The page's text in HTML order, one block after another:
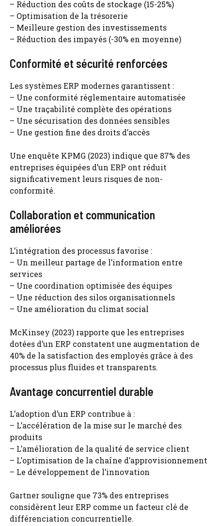
– Réduction des coûts de stockage (15-25%)
– Optimisation de la trésorerie
– Meilleure gestion des investissements
– Réduction des impayés (-30% en moyenne)
Conformité et sécurité renforcées
Les systèmes ERP modernes garantissent :
– Une conformité réglementaire automatisée
– Une traçabilité complète des opérations
– Une sécurisation des données sensibles
– Une gestion fine des droits d’accès
Une enquête KPMG (2023) indique que 87% des
entreprises équipées d’un ERP ont réduit
significativement leurs risques de non-
conformité.
Collaboration et communication
améliorées
L’intégration des processus favorise :
– Un meilleur partage de l’information entre
services
– Une coordination optimisée des équipes
– Une réduction des silos organisationnels
– Une amélioration du climat social
McKinsey (2023) rapporte que les entreprises
dotées d’un ERP constatent une augmentation de
40% de la satisfaction des employés grâce à des
processus plus fluides et transparents.
Avantage concurrentiel durable
L’adoption d’un ERP contribue à :
– L’accélération de la mise sur le marché des
produits
– L’amélioration de la qualité de service client
– L’optimisation de la chaîne d’approvisionnement
– Le développement de l’innovation
Gartner souligne que 73% des entreprises
considèrent leur ERP comme un facteur clé de
différenciation concurrentielle.